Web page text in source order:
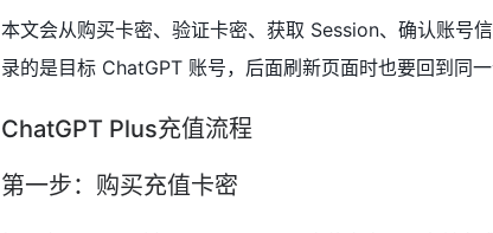
本文会从购买卡密、验证卡密、获取 Session、确认账号
录的是目标 ChatGPT 账号，后面刷新页面时也要回到同一
ChatGPT Plus充值流程
第一步：购买充值卡密